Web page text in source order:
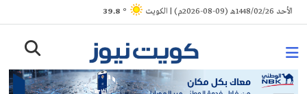
Skip
to
الأحد 1448/02/26هـ (09-08-2026م) | الكويت ° 39.8